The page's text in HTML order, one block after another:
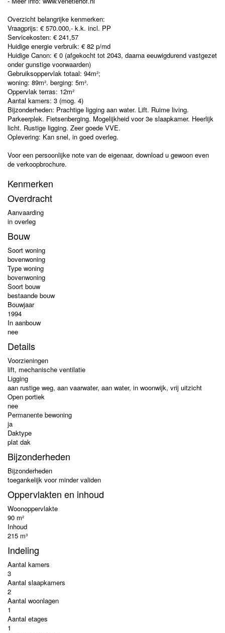
Overzicht belangrijke kenmerken:
Vraagprijs: € 570.000,- k.k. incl. PP
Servicekosten: € 241,57
Huidige energie verbruik: € 82 p/md
Huidige Canon: € 0 (afgekocht tot 2043, daarna eeuwigdurend vastgezet
onder gunstige voorwaarden)
Gebruiksoppervlak totaal: 94m²;
woning: 89m². berging: 5m².
Oppervlak terras: 12m²
Aantal kamers: 3 (mog. 4)
Bijzonderheden: Prachtige ligging aan water. Lift. Ruime living.
Parkeerplek. Fietsenberging. Mogelijkheid voor 3e slaapkamer. Heerlijk
licht. Rustige ligging. Zeer goede VVE.
Oplevering: Kan snel, in goed overleg.
Voor een persoonlijke note van de eigenaar, download u gewoon even
de verkoopbrochure.
Kenmerken
Overdracht
Aanvaarding
in overleg
Bouw
Soort woning
bovenwoning
Type woning
bovenwoning
Soort bouw
bestaande bouw
Bouwjaar
1994
In aanbouw
nee
Details
Voorzieningen
lift, mechanische ventilatie
Ligging
aan rustige weg, aan vaarwater, aan water, in woonwijk, vrij uitzicht
Open portiek
nee
Permanente bewoning
ja
Daktype
plat dak
Bijzonderheden
Bijzonderheden
toegankelijk voor minder validen
Oppervlakten en inhoud
Woonoppervlakte
90 m²
Inhoud
215 m³
Indeling
Aantal kamers
3
Aantal slaapkamers
2
Aantal woonlagen
1
Aantal etages
1